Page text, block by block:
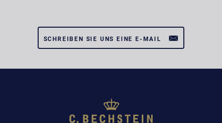
SCHREIBEN SIE UNS EINE E-MAIL